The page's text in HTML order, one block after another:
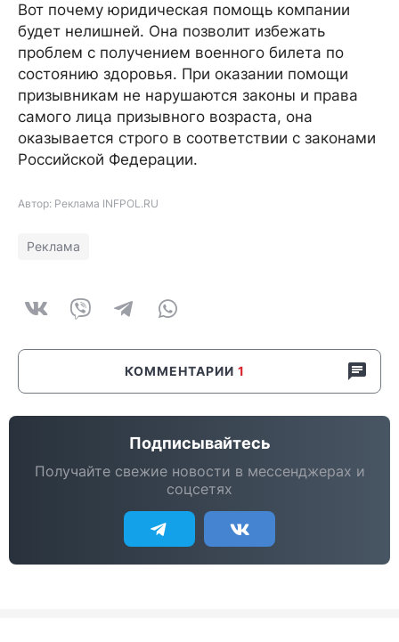
Вот почему юридическая помощь компании
будет нелишней. Она позволит избежать
проблем с получением военного билета по
состоянию здоровья. При оказании помощи
призывникам не нарушаются законы и права
самого лица призывного возраста, она
оказывается строго в соответствии с законами
Российской Федерации.
Автор: Реклама INFPOL.RU
Реклама
КОММЕНТАРИИ 1
Подписывайтесь
Получайте свежие новости в мессенджерах и
соцсетях